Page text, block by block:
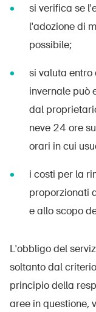
si verifica se
l'adozione di
possibile;
si valuta
invernale può
dal
neve 24 ore
orari in cui
i costi per la
proporzionati
e allo scopo
L'obbligo del
soltanto dal
principio della
aree in questione,